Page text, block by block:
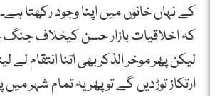
کے نہاں خانوں میں اپنا وجود رکھتا
کہ اخلاقیات بازار حسن کیخلاف
لیکن پھر موخر الذکر بھی اتنا انتقام لے
ارتکاز توڑدیں گے تو پھر یہ تمام شہر